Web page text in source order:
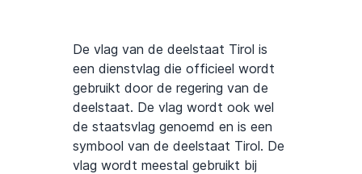
De vlag van de deelstaat Tirol is
een dienstvlag die officieel wordt
gebruikt door de regering van de
deelstaat. De vlag wordt ook wel
de staatsvlag genoemd en is een
symbool van de deelstaat Tirol. De
vlag wordt meestal gebruikt bij